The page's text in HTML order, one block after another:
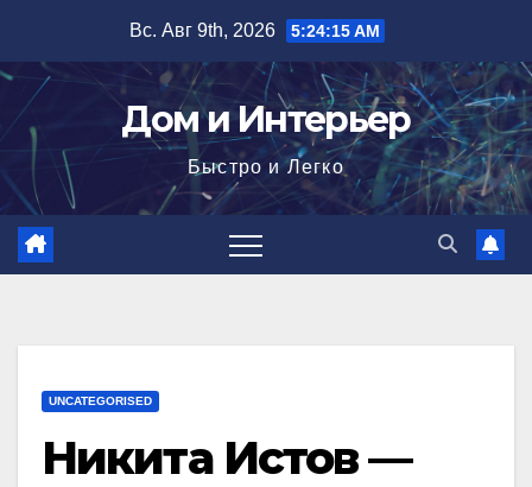
содержимому
Вс. Авг 9th, 2026 5:24:16 AM
Дом и Интерьер
Быстро и Легко
UNCATEGORISED
Никита Истов —